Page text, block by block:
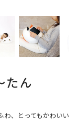
たん
わ、とってもかわい